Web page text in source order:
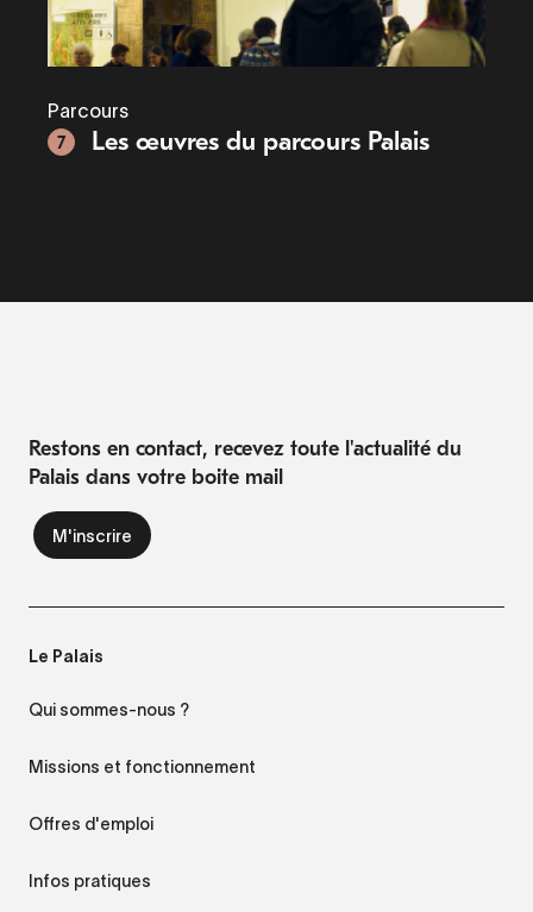
Parcours
7
Les œuvres du parcours Palais
Restons en contact, recevez toute l'actualité du
Palais dans votre boite mail
Le Palais
Qui sommes-nous ?
Missions et fonctionnement
Offres d'emploi
Infos pratiques